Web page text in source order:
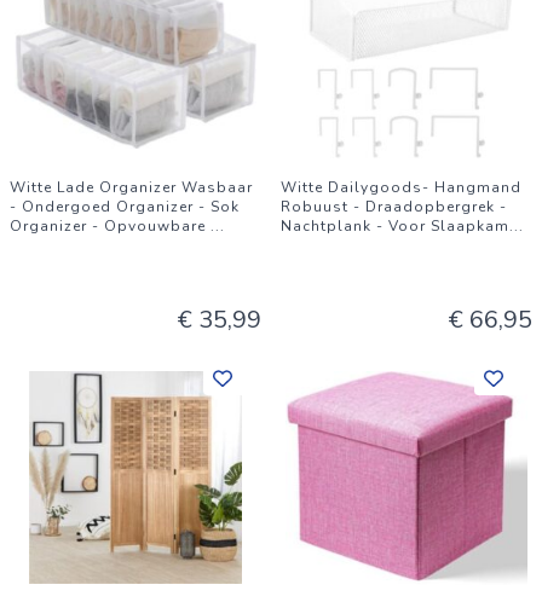
Witte Lade Organizer Wasbaar
- Ondergoed Organizer - Sok
Organizer - Opvouwbare ...
€ 35,99
Witte Dailygoods- Hangmand
Robuust - Draadopbergrek -
Nachtplank - Voor Slaapkam...
€ 66,95